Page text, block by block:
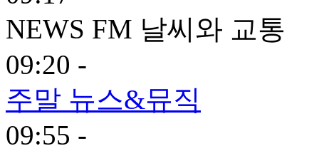
NEWS FM 날씨와 교통
09:20 -
주말 뉴스&뮤직
09:55 -